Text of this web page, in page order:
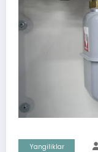
Yangiliklar